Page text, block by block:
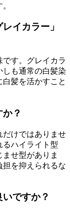
イカラー」
す。グレイカラ
しも通常の白髪染
髪を活かすこと
？
だけではありませ
るハイライト型
せ型がありま
を抑えられるな
ですか？